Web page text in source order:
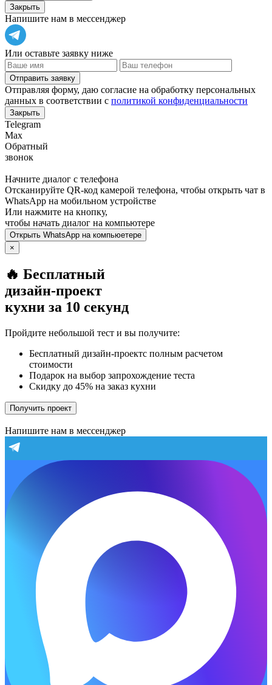
Закрыть
Напишите нам в мессенджер
Или оставьте заявку ниже
Отправить заявку
Отправляя форму, даю согласие на обработку персональных
данных в соответствии с политикой конфиденциальности
Закрыть
Telegram
Max
Обратный
звонок
Начните диалог с телефона
Отсканируйте QR-код камерой телефона, чтобы открыть чат в
WhatsApp на мобильном устройстве
Или нажмите на кнопку,
чтобы начать диалог на компьютере
Открыть WhatsApp на компьюетере
×
🔥 Бесплатный
дизайн-проект
кухни за 10 секунд
Пройдите небольшой тест и вы получите:
Бесплатный дизайн-проектс полным расчетом
стоимости
Подарок на выбор запрохождение теста
Скидку до 45% на заказ кухни
Получить проект
Напишите нам в мессенджер